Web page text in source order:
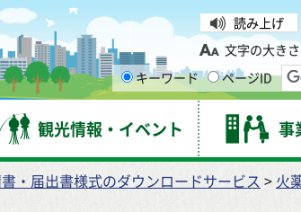
読み上げ
文字の大きさ
キーワード
ページID
観光情報・イベント 事
・届出書様式のダウンロードサービス > 火